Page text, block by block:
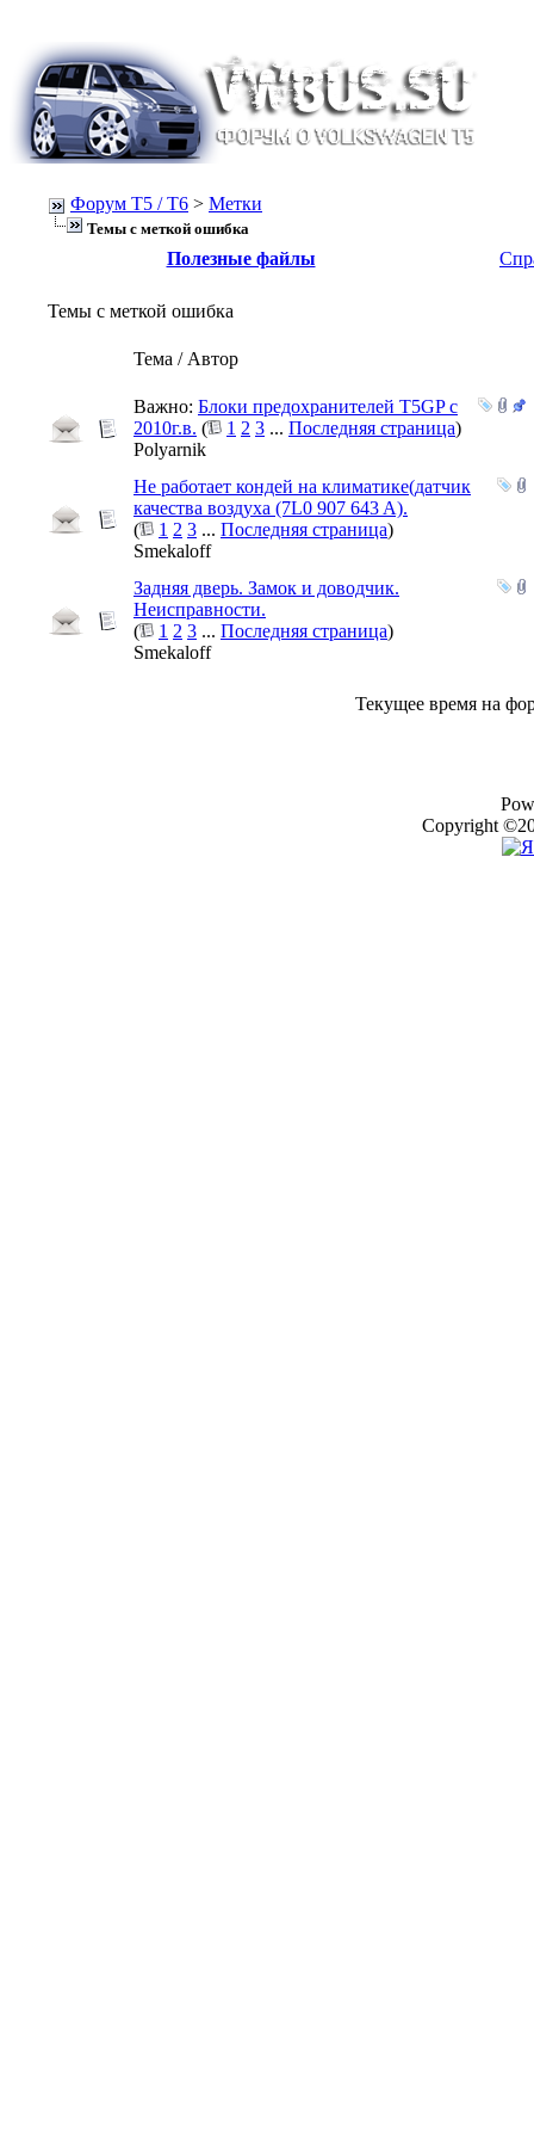
Форум Т5 / T6 > Метки
Темы с меткой ошибка
Полезные файлы
Темы с меткой ошибка
Тема / Автор
Важно: Блоки предохранителей Т5GP с
2010г.в. ( 1 2 3 ... Последняя страница)
Polyarnik
Не работает кондей на климатике(датчик
качества воздуха (7L0 907 643 A).
(
1 2 3 ... Последняя страница)
Smekaloff
Задняя дверь. Замок и доводчик.
Неисправности.
(
1 2 3 ... Последняя страница)
Smekaloff
Текущее время на
Copyright